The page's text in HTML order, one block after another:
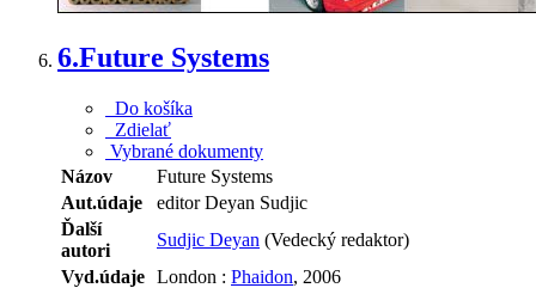
6.Future Systems
Do košíka
Zdielať
Vybrané dokumenty
Názov
Future Systems
Aut.údaje
editor Deyan Sudjic
Ďalší
autori
Sudjic Deyan (Vedecký redaktor)
Vyd.údaje London : Phaidon, 2006